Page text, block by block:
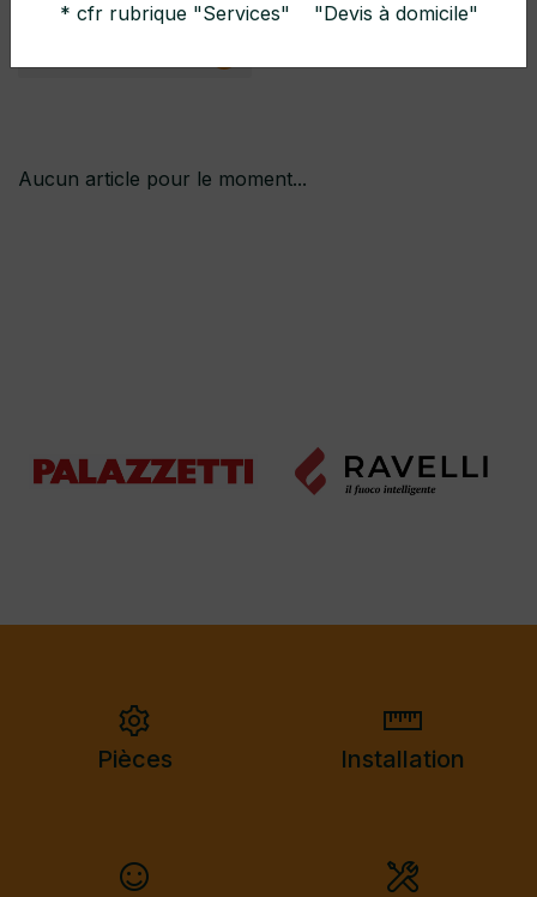
Aucun article pour le moment...
Pièces Installation
* cfr rubrique "Services" "Devis à domicile"